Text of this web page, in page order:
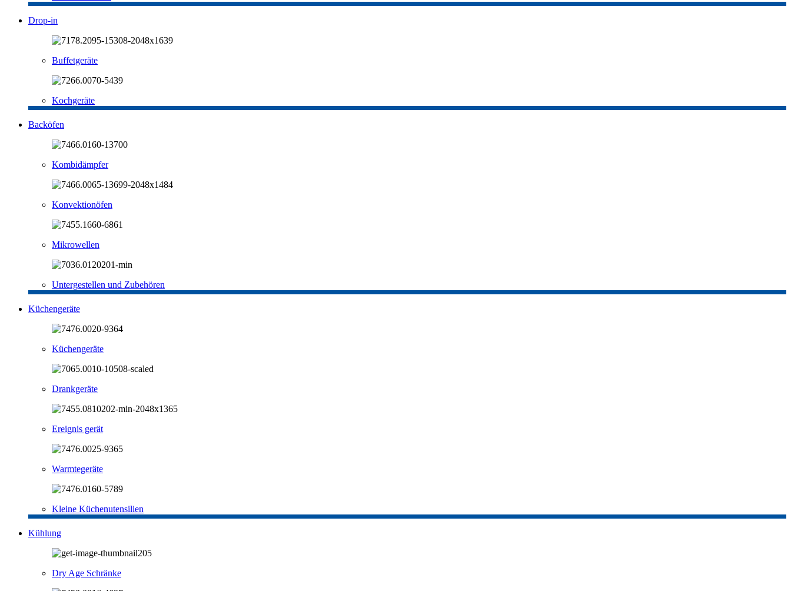
Drop-in
Buffetgeräte
Kochgeräte
Backöfen
Kombidämpfer
Konvektionöfen
Mikrowellen
Untergestellen und Zubehören
Küchengeräte
Küchengeräte
Drankgeräte
Ereignis gerät
Warmtegeräte
Kleine Küchenutensilien
Kühlung
Dry Age Schränke